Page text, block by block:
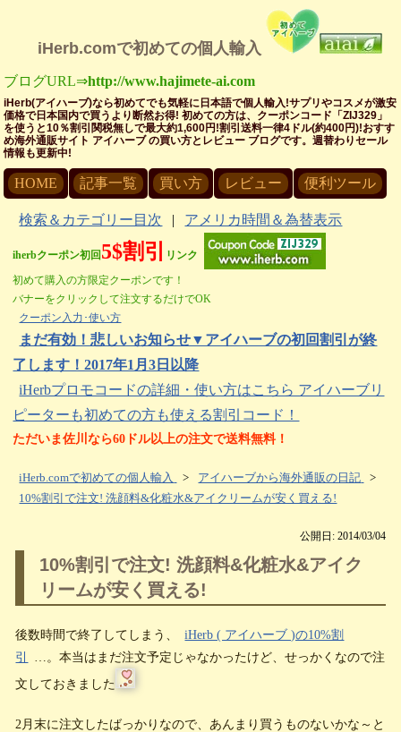
iHerb.comで初めての個人輸入
ブログURL⇒http://www.hajimete-ai.com
iHerb(アイハーブ)なら初めてでも気軽に日本語で個人輸入!サプリやコスメが激安
価格で日本国内で買うより断然お得! 初めての方は、クーポンコード「ZIJ329」
を使うと10％割引関税無しで最大約1,600円!割引送料一律4ドル(約400円)!おすす
め海外通販サイト アイハーブ の買い方とレビュー ブログです。週替わりセール
情報も更新中!
HOME 記事一覧 買い方 レビュー 便利ツール
検索＆カテゴリー目次 | アメリカ時間＆為替表示
iherbクーポン初回 5$割引
リンク
初めて購入の方限定クーポンです！
バナーをクリックして注文するだけでOK
クーポン入力･使い方
まだ有効！悲しいお知らせ▼アイハーブの初回割引が終
了します！2017年1月3日以降
iHerbプロモコードの詳細・使い方はこちら アイハーブリ
ピーターも初めての方も使える割引コード！
ただいま佐川なら60ドル以上の注文で送料無料！
iHerb.comで初めての個人輸入 > アイハーブから海外通販の日記
>
10%割引で注文! 洗顔料&化粧水&アイクリームが安く買える!
公開日: 2014/03/04
10%割引で注文! 洗顔料&化粧水&アイク
リームが安く買える!
後数時間で終了してしまう、
iHerb ( アイハーブ )の10%割
引
…。本当はまだ注文予定じゃなかったけど、せっかくなので注
文しておきました
2月末に注文したばっかりなので、あんまり買うものないかな～と